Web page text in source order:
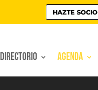
HAZTE SOCIO
Directorio Agenda